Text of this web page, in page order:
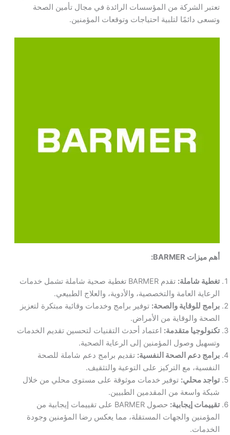
تعتبر الشركة من المؤسسات الرائدة في مجال تأمين الصحة
وتسعى دائمًا لتلبية احتياجات وتوقعات المؤمنين.
أهم ميزات BARMER:
تغطية شاملة:
تقدم BARMER تغطية صحية شاملة تشمل خدمات
الرعاية العامة والتخصصية، والأدوية، والعلاج الطبيعي.
برامج للوقاية والصحة: توفير برامج وخدمات وقائية مبتكرة لتعزيز
الصحة والوقاية من الأمراض.
تكنولوجيا متقدمة: اعتماد أحدث التقنيات لتحسين تقديم الخدمات
وتسهيل وصول المؤمنين إلى الرعاية الصحية.
برامج دعم الصحة النفسية: تقديم برامج دعم شاملة للصحة
النفسية، مع التركيز على التوعية والتثقيف.
تواجد محلي: توفير خدمات موثوقة على مستوى محلي من خلال
شبكة واسعة من المقدمين الطبيين.
تقييمات إيجابية:
حصول BARMER على تقييمات إيجابية من
المؤمنين والجهات المستقلة، مما يعكس رضا المؤمنين وجودة
الخدمات.